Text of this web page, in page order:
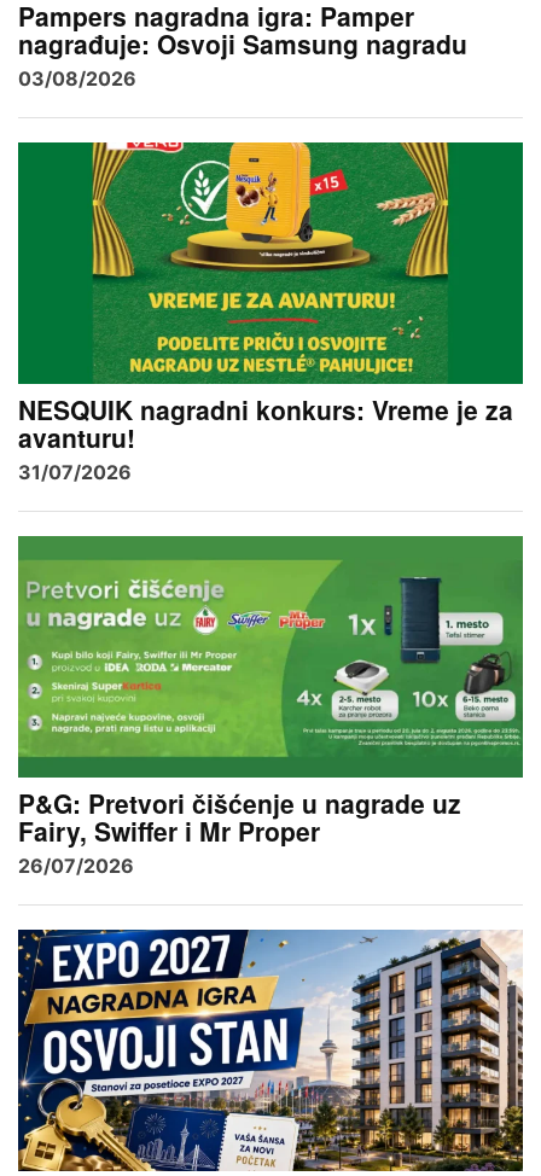
Pampers nagradna igra: Pamper
nagrađuje: Osvoji Samsung nagradu
03/08/2026
NESQUIK nagradni konkurs: Vreme je za
avanturu!
31/07/2026
P&G: Pretvori čišćenje u nagrade uz
Fairy, Swiffer i Mr Proper
26/07/2026